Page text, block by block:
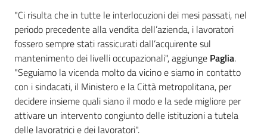
"Ci risulta che in tutte le interlocuzioni dei mesi passati, nel
periodo precedente alla vendita dell’azienda, i lavoratori
fossero sempre stati rassicurati dall’acquirente sul
mantenimento dei livelli occupazionali", aggiunge Paglia.
"Seguiamo la vicenda molto da vicino e siamo in contatto
con i sindacati, il Ministero e la Città metropolitana, per
decidere insieme quali siano il modo e la sede migliore per
attivare un intervento congiunto delle istituzioni a tutela
delle lavoratrici e dei lavoratori".